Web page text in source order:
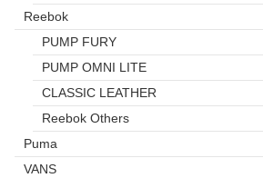
Reebok
PUMP FURY
PUMP OMNI LITE
CLASSIC LEATHER
Reebok Others
Puma
VANS